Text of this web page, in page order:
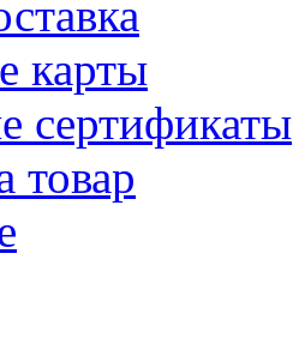
карты
сертификаты
товар